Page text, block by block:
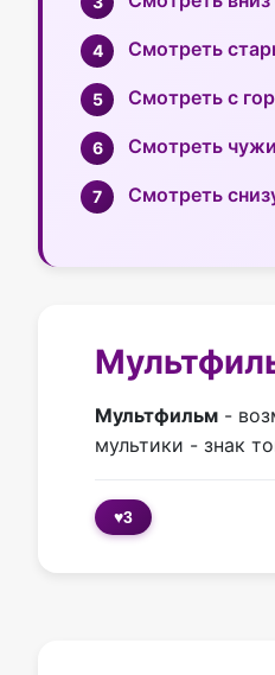
Смотреть
Смотреть с
Смотреть
Смотреть
Мультфильм -
мультики - знак
♥3